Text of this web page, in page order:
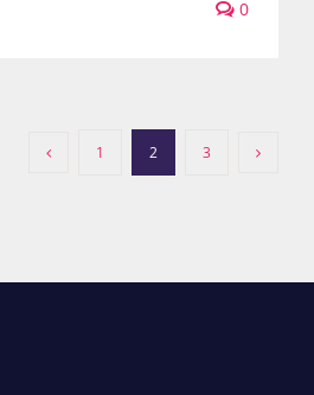
0
1 2 3